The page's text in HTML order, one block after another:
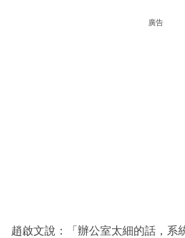
廣告
趙啟文說：「辦公室太細的話，系